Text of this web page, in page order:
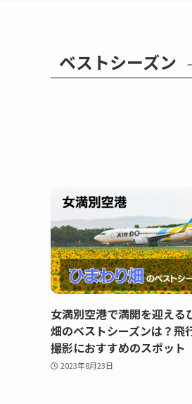
ベストシーズン
女満別空港で満開を迎える
畑のベストシーズンは？飛
撮影におすすめのスポット
2023年8月23日